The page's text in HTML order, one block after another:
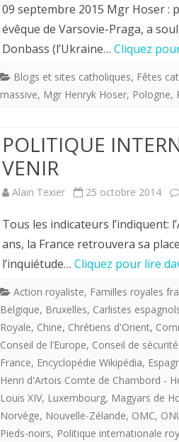
09 septembre 2015 Mgr Hoser :
évêque de Varsovie-Praga, a
Donbass (l’Ukraine… Cliquez
Blogs et sites catholiques, Fêtes
massive, Mgr Henryk Hoser, Pologne,
POLITIQUE
VENIR
Alain Texier 25 octobre 2014
Tous les indicateurs l’indiquent:
ans, la France retrouvera sa
l’inquiétude… Cliquez pour lire
Action royaliste, Familles royales
Belgique, Bruxelles, Carlistes
Royale, Chine, Chrétiens d'Orient,
Conseil de l’Europe, Conseil de sécurité
France, Encyclopédie Wikipédia,
Henri d'Artois Comte de Chambord -
Louis XIV, Luxembourg, Magyars de
Norvège, Nouvelle-Zélande, OMC,
Pieds-noirs, Politique internationale